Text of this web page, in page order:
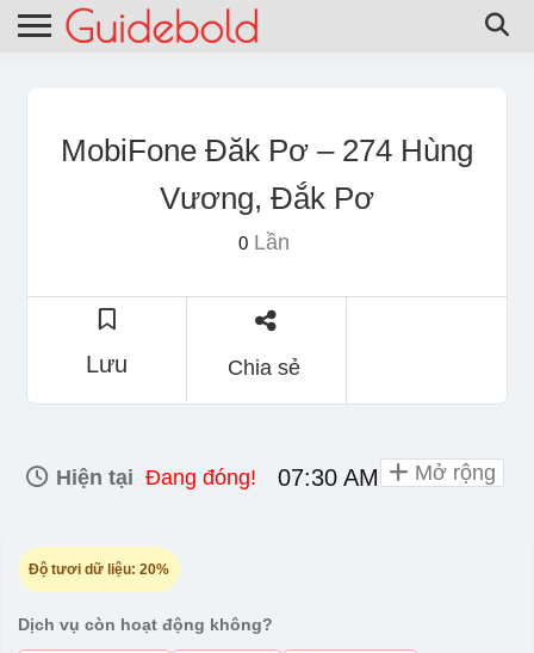
MobiFone Đăk Pơ – 274 Hùng
Vương, Đắk Pơ
0Lần
Lưu Chia sẻ
Hiện tại Đang đóng! 07:30 AM - 06:00 PM
Độ tươi dữ liệu: 20%
Dịch vụ còn hoạt động không?
Mở rộng